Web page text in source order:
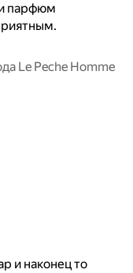
парфюм
Le Peche Homme
и наконец то